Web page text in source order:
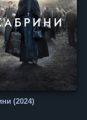
(2024)